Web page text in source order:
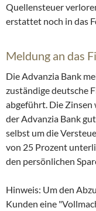
Quellensteuer
erstattet noch in das
Meldung an das
Die Advanzia Bank
zuständige deutsche
abgeführt. Die
der Advanzia Bank
selbst um die
von 25 Prozent
den persönlichen
Hinweis: Um den
Kunden eine